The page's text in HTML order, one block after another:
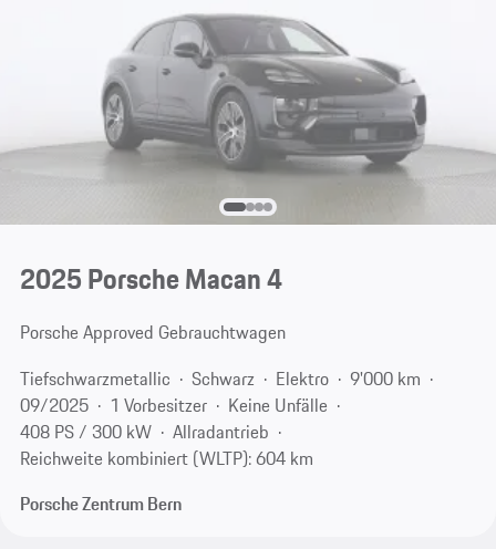
2025 Porsche Macan 4
Porsche Approved Gebrauchtwagen
Tiefschwarzmetallic
Schwarz Elektro
9'000 km
09/2025
1 Vorbesitzer
Keine Unfälle
408 PS / 300 kW
Allradantrieb
Reichweite kombiniert (WLTP): 604 km
Porsche Zentrum Bern